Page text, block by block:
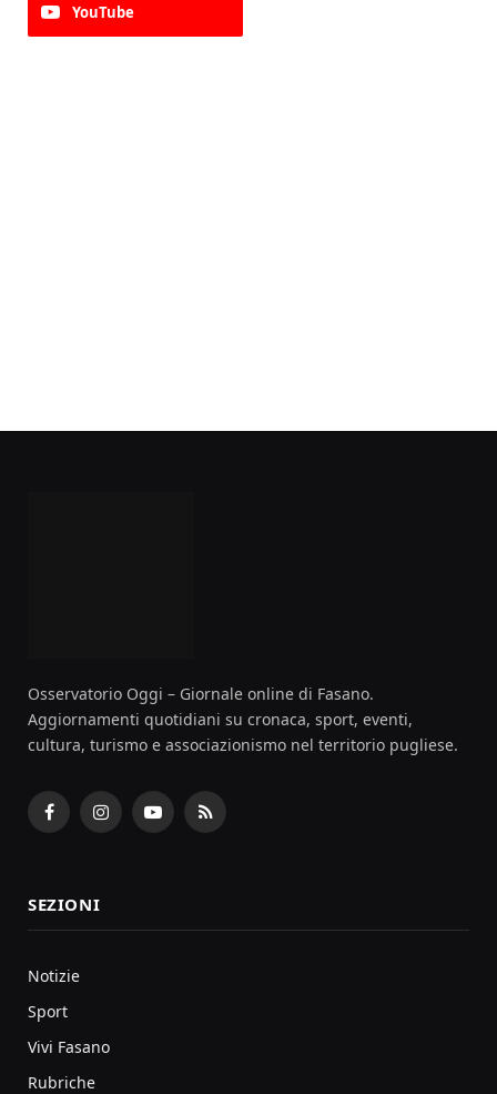
YouTube
Osservatorio Oggi – Giornale online di Fasano.
Aggiornamenti quotidiani su cronaca, sport, eventi,
cultura, turismo e associazionismo nel territorio pugliese.
FacebookInstagramYouTubeRSS
SEZIONI
Notizie
Sport
Vivi Fasano
Rubriche